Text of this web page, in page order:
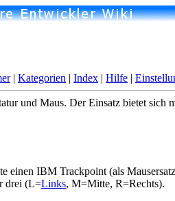
| Kategorien | Index | Hilfe |
und Maus. Der Einsatz bietet sich
einen IBM Trackpoint (als
drei (L=Links, M=Mitte, R=Rechts).